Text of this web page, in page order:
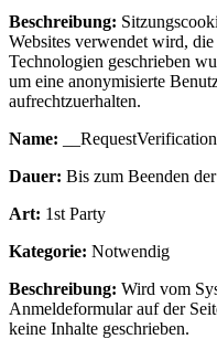
Beschreibung:
Websites verwendet wird,
Technologien geschrieben
um eine anonymisierte
aufrechtzuerhalten.
Name:
Dauer: Bis zum Beenden
Art: 1st Party
Kategorie: Notwendig
Beschreibung: Wird vom
Anmeldeformular auf der
keine Inhalte geschrieben.